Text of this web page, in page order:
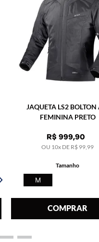
JAQUETA LS2 BOLTON
FEMININA PRETO
R$ 999,90
OU 10x DE R$ 99,99
Tamanho
M
COMPRAR